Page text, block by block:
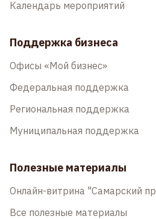
Календарь мероприятий
Поддержка бизнеса
Офисы «Мой бизнес»
Федеральная поддержка
Региональная поддержка
Муниципальная поддержка
Полезные материалы
Онлайн-витрина "Самарский
Все полезные материалы